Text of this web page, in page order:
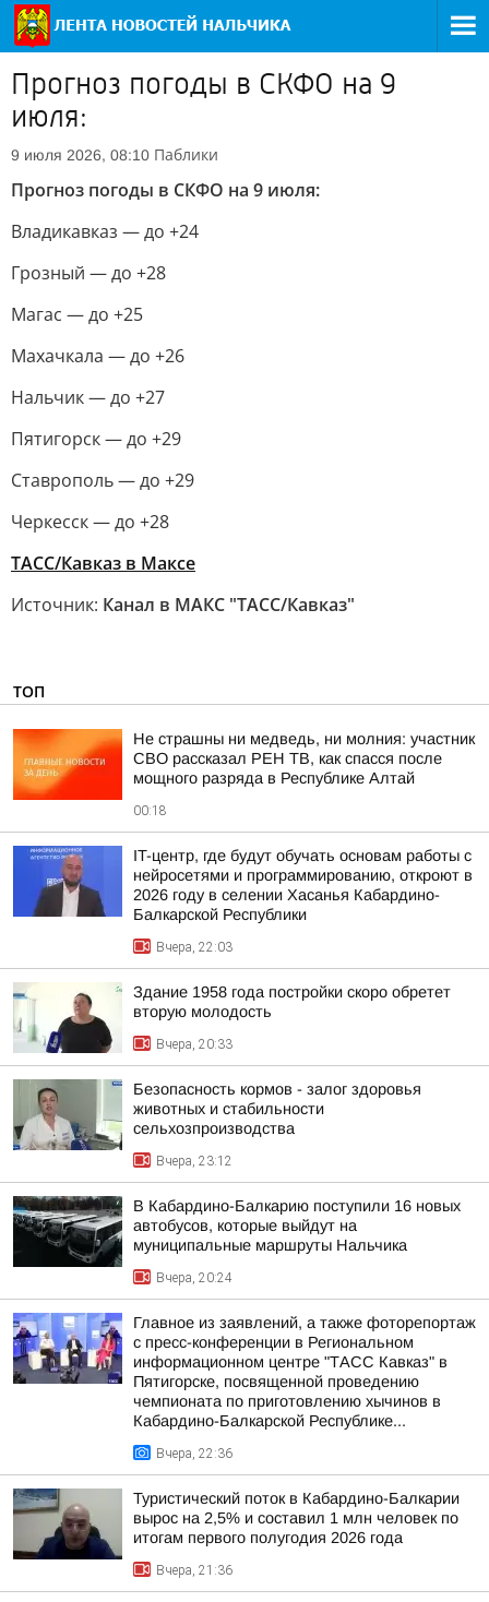
Прогноз погоды в СКФО на 9
июля:
9 июля 2026, 08:10 Паблики
Прогноз погоды в СКФО на 9 июля:
Владикавказ — до +24
Грозный — до +28
Магас — до +25
Махачкала — до +26
Нальчик — до +27
Пятигорск — до +29
Ставрополь — до +29
Черкесск — до +28
ТАСС/Кавказ в Максе
Источник: Канал в МАКС "ТАСС/Кавказ"
ТОП
Не страшны ни медведь, ни молния: участник
СВО рассказал РЕН ТВ, как спасся после
мощного разряда в Республике Алтай
00:18
IT-центр, где будут обучать основам работы с
нейросетями и программированию, откроют в
2026 году в селении Хасанья Кабардино-
Балкарской Республики
Вчера, 22:03
Здание 1958 года постройки скоро обретет
вторую молодость
Вчера, 20:33
Безопасность кормов - залог здоровья
животных и стабильности
сельхозпроизводства
Вчера, 23:12
В Кабардино-Балкарию поступили 16 новых
автобусов, которые выйдут на
муниципальные маршруты Нальчика
Вчера, 20:24
Главное из заявлений, а также фоторепортаж
с пресс-конференции в Региональном
информационном центре "ТАСС Кавказ" в
Пятигорске, посвященной проведению
чемпионата по приготовлению хычинов в
Кабардино-Балкарской Республике...
Вчера, 22:36
Туристический поток в Кабардино-Балкарии
вырос на 2,5% и составил 1 млн человек по
итогам первого полугодия 2026 года
Вчера, 21:36